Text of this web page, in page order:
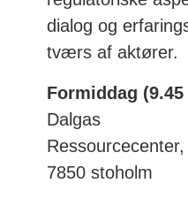
dialog og
tværs af aktører.
Formiddag (9.45
Dalgas
7850 stoholm